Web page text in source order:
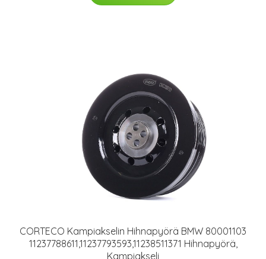
CORTECO Kampiakselin Hihnapyörä BMW 80001103
11237788611,11237793593,11238511371 Hihnapyörä,
Kampiakseli